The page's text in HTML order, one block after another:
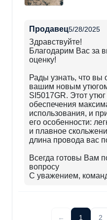
Продавец5/28/2025
Здравствуйте!
Благодарим Вас за
оценку!
Рады узнать, что вы
вашим новым
SI5017GR. Этот
обеспечения
использования, и
его особенности:
и плавное
длина провода вас
Всегда готовы Вам
вопросу
С уважением,
← 1 2